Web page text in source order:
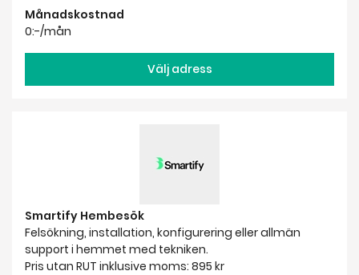
Månadskostnad
0:-/mån
Välj adress
Smartify Hembesök
Felsökning, installation, konfigurering eller allmän
support i hemmet med tekniken.
Pris utan RUT inklusive moms: 895 kr